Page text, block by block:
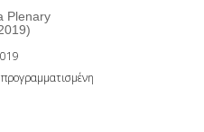
Plenary